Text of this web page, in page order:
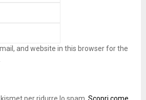
and website in this browser for the